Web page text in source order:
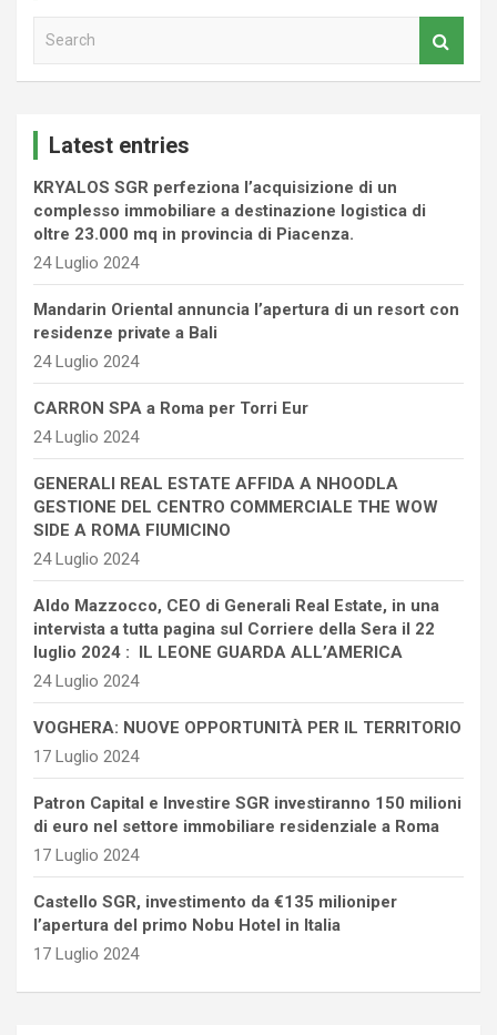
Latest entries
KRYALOS SGR perfeziona l’acquisizione di un
complesso immobiliare a destinazione logistica di
oltre 23.000 mq in provincia di Piacenza.
24 Luglio 2024
Mandarin Oriental annuncia l’apertura di un resort con
residenze private a Bali
24 Luglio 2024
CARRON SPA a Roma per Torri Eur
24 Luglio 2024
GENERALI REAL ESTATE AFFIDA A NHOODLA
GESTIONE DEL CENTRO COMMERCIALE THE WOW
SIDE A ROMA FIUMICINO
24 Luglio 2024
Aldo Mazzocco, CEO di Generali Real Estate, in una
intervista a tutta pagina sul Corriere della Sera il 22
luglio 2024 : IL LEONE GUARDA ALL’AMERICA
24 Luglio 2024
VOGHERA: NUOVE OPPORTUNITÀ PER IL TERRITORIO
17 Luglio 2024
Patron Capital e Investire SGR investiranno 150 milioni
di euro nel settore immobiliare residenziale a Roma
17 Luglio 2024
Castello SGR, investimento da €135 milioniper
l’apertura del primo Nobu Hotel in Italia
17 Luglio 2024